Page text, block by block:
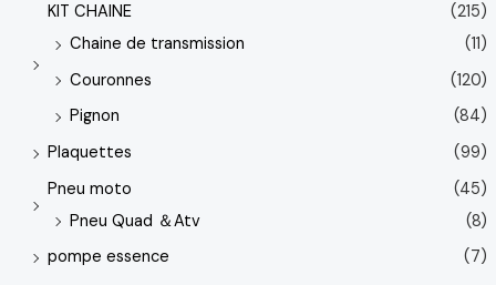
KIT CHAINE
(215)
Chaine de transmission
(11)
Couronnes
(120)
Pignon
(84)
Plaquettes
(99)
Pneu moto
(45)
Pneu Quad ＆Atv
(8)
pompe essence
(7)